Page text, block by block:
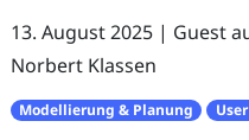
13. August 2025
Guest
Norbert Klassen
Modellierung & Planung